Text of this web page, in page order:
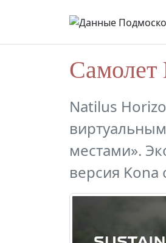
Самолет
Natilus
местами».
версия